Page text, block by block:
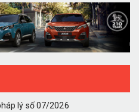
lý số 07/2026